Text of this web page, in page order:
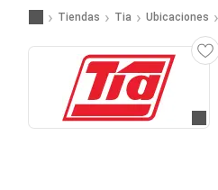
Tiendas Tia Ubicaciones